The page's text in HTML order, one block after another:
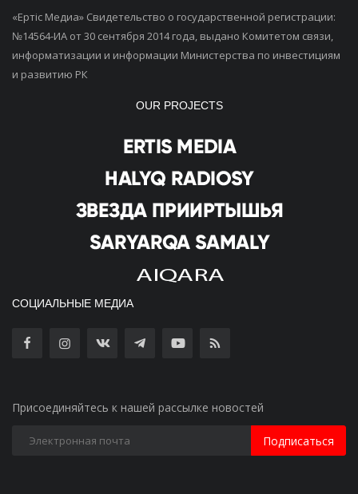
«Ертiс Медиа» Свидетельство о государственной регистрации:
№14564-ИА от 30 сентября 2014 года, выдано Комитетом связи,
информатизации и информации Министерства по инвестициям
и развитию РК
OUR PROJECTS
СОЦИАЛЬНЫЕ МЕДИА
Присоединяйтесь к нашей рассылке новостей
Подписаться